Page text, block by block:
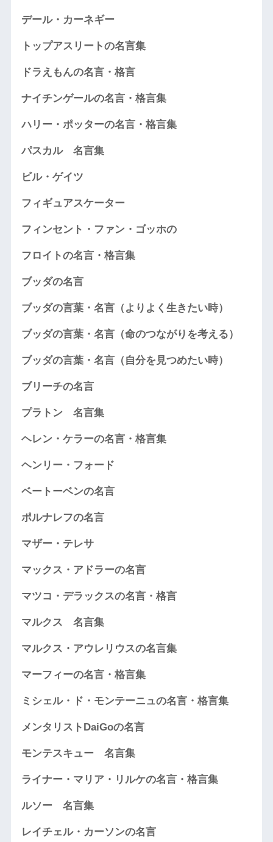
デール・カーネギー
トップアスリートの名言集
ドラえもんの名言・格言
ナイチンゲールの名言・格言集
ハリー・ポッターの名言・格言集
パスカル 名言集
ビル・ゲイツ
フィギュアスケーター
フィンセント・ファン・ゴッホの
フロイトの名言・格言集
ブッダの名言
ブッダの言葉・名言（よりよく生きたい時）
ブッダの言葉・名言（命のつながりを考える）
ブッダの言葉・名言（自分を見つめたい時）
ブリーチの名言
プラトン 名言集
ヘレン・ケラーの名言・格言集
ヘンリー・フォード
ベートーベンの名言
ポルナレフの名言
マザー・テレサ
マックス・アドラーの名言
マツコ・デラックスの名言・格言
マルクス 名言集
マルクス・アウレリウスの名言集
マーフィーの名言・格言集
ミシェル・ド・モンテーニュの名言・格言集
メンタリストDaiGoの名言
モンテスキュー 名言集
ライナー・マリア・リルケの名言・格言集
ルソー 名言集
レイチェル・カーソンの名言